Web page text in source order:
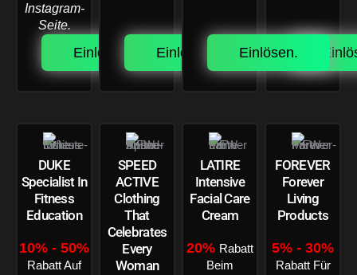
Instagram-
Seite.
Einlösen. Einlösen. Einlösen.
DUKE
Specialist In
Fitness
Education
10% - 50%
Rabatt Auf
SPEED
ACTIVE
Clothing
That
Celebrates
Every
Woman
LATIRE
Intensive
Facial Care
Cream
20% Rabatt
Beim
FOREVER
Forever
Living
Products
5% - 30%
Rabatt Für